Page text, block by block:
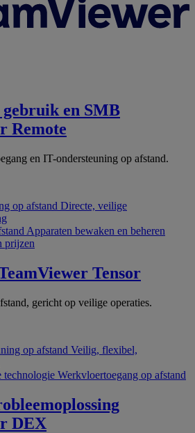
en SMB
Remote
en IT-ondersteuning op afstand.
op afstand Directe, veilige
Apparaten bewaken en beheren
prijzen
Tensor
gericht op veilige operaties.
op afstand Veilig, flexibel,
technologie Werkvloertoegang op afstand
DEX